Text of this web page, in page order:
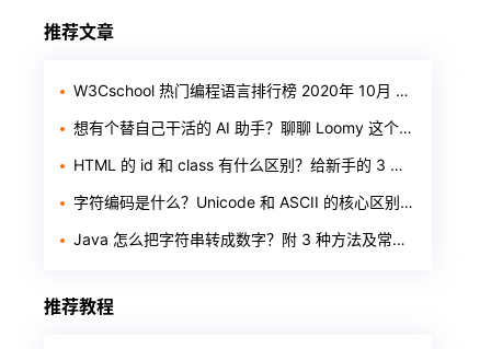
推荐文章
W3Cschool 热门编程语言排行榜 2020年 10月 TOP10
想有个替自己干活的 AI 助手？聊聊 Loomy 这个「AI 工作搭子」
HTML 的 id 和 class 有什么区别？给新手的 3 个判断标准
字符编码是什么？Unicode 和 ASCII 的核心区别一次讲透
Java 怎么把字符串转成数字？附 3 种方法及常见报错
推荐教程